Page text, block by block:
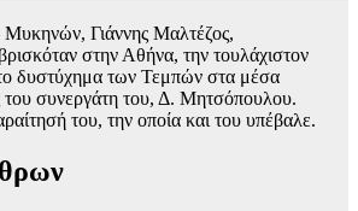
Γιάννης Μαλτέζος,
στην Αθήνα, την τουλάχιστον
δυστύχημα των Τεμπών στα μέσα
του συνεργάτη του, Δ. Μητσόπουλου.
του, την οποία και του υπέβαλε.